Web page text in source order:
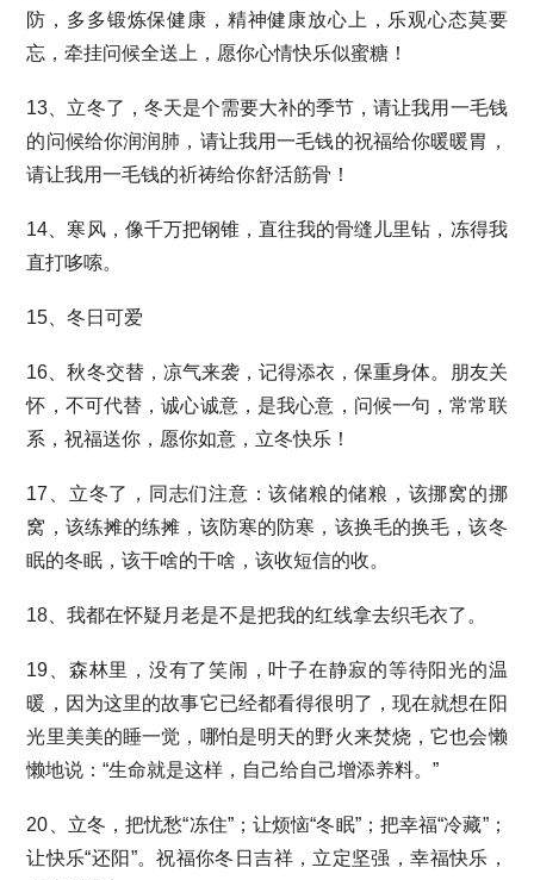
防，多多锻炼保健康，精神健康放心上，乐观心态莫要
忘，牵挂问候全送上，愿你心情快乐似蜜糖！
13、立冬了，冬天是个需要大补的季节，请让我用一毛钱
的问候给你润润肺，请让我用一毛钱的祝福给你暖暖胃，
请让我用一毛钱的祈祷给你舒活筋骨！
14、寒风，像千万把钢锥，直往我的骨缝儿里钻，冻得我
直打哆嗦。
15、冬日可爱
16、秋冬交替，凉气来袭，记得添衣，保重身体。朋友关
怀，不可代替，诚心诚意，是我心意，问候一句，常常联
系，祝福送你，愿你如意，立冬快乐！
17、立冬了，同志们注意：该储粮的储粮，该挪窝的挪
窝，该练摊的练摊，该防寒的防寒，该换毛的换毛，该冬
眠的冬眠，该干啥的干啥，该收短信的收。
18、我都在怀疑月老是不是把我的红线拿去织毛衣了。
19、森林里，没有了笑闹，叶子在静寂的等待阳光的温
暖，因为这里的故事它已经都看得很明了，现在就想在阳
光里美美的睡一觉，哪怕是明天的野火来焚烧，它也会懒
懒地说：“生命就是这样，自己给自己增添养料。”
20、立冬，把忧愁“冻住”；让烦恼“冬眠”；把幸福“冷藏”；
让快乐“还阳”。祝福你冬日吉祥，立定坚强，幸福快乐，